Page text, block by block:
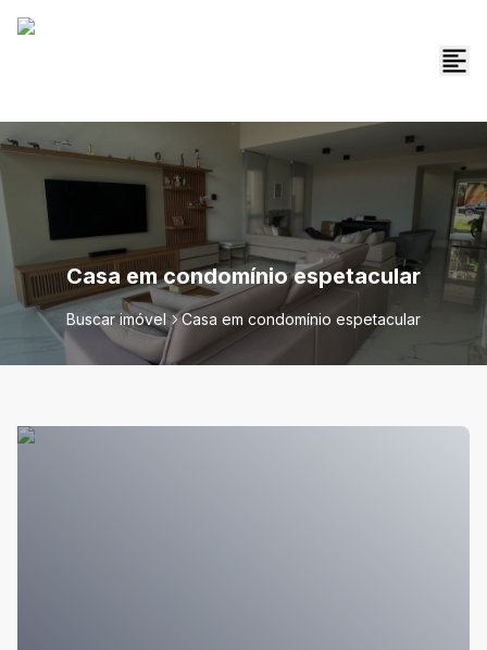
Casa em condomínio espetacular
Buscar imóvel Casa em condomínio espetacular